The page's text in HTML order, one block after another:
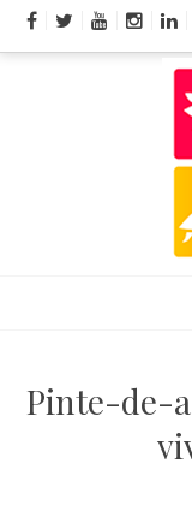
Skip
Pinte-de-